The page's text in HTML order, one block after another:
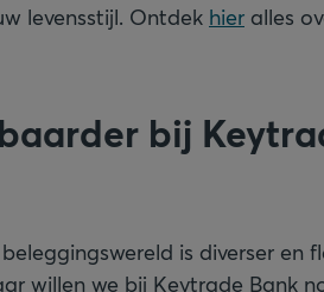
levensstijl. Ontdek hier alles
bij
is diverser en
willen we bij Keytrade Bank